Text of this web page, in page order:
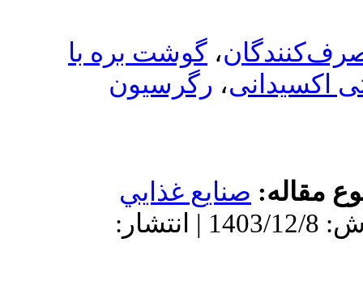
،گوشت بره با
رگرسیون
غذايي
دریافت: 1403/10/28 | پذیرش: 1403/12/8 | انتشار: